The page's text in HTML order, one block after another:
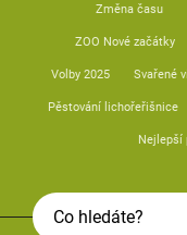
Změna času
ZOO Nové začátky
Volby 2025 Svařené
Pěstování lichořeřišnice
Nejlepší